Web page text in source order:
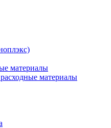
материалы
материалы